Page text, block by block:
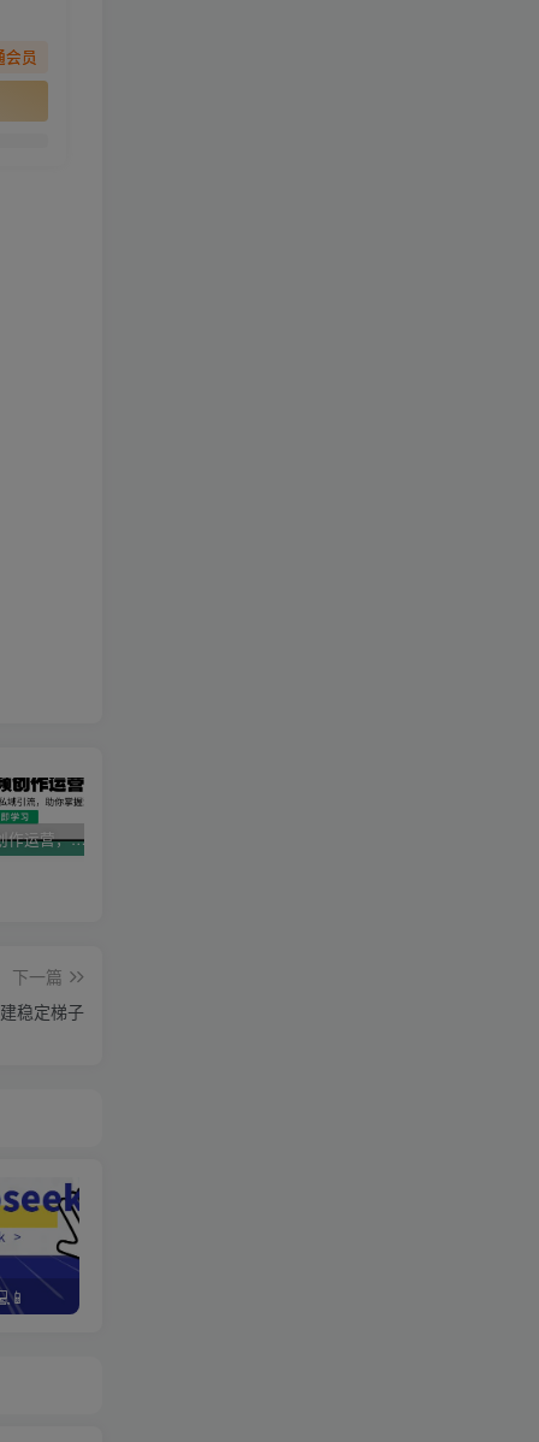
会员
AI短视频创作运营，揭秘算法、文案创作与私域引流，助你掌握流量密码
下一篇
稳定梯子